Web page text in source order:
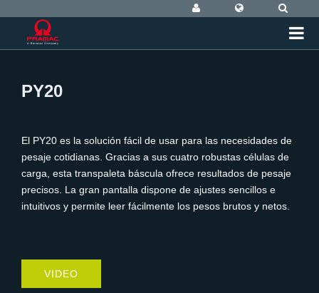
PY20
El PY20 es la solución fácil de usar para las necesidades de
pesaje cotidianas. Gracias a sus cuatro robustas células de
carga, esta transpaleta báscula ofrece resultados de pesaje
precisos. La gran pantalla dispone de ajustes sencillos e
intuitivos y permite leer fácilmente los pesos brutos y netos.
VIDEO